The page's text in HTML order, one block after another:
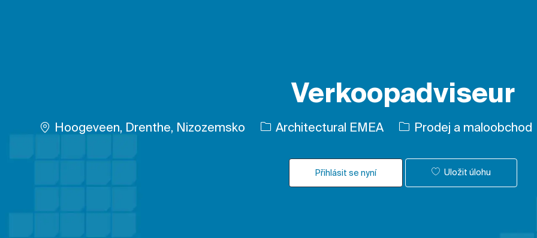
Verkoopadviseur
Umístění
Hoogeveen, Drenthe, Nizozemsko Architectural EMEA Kategorie
Prodej a maloobchod
Přihlásit se nyní Uložit úlohu